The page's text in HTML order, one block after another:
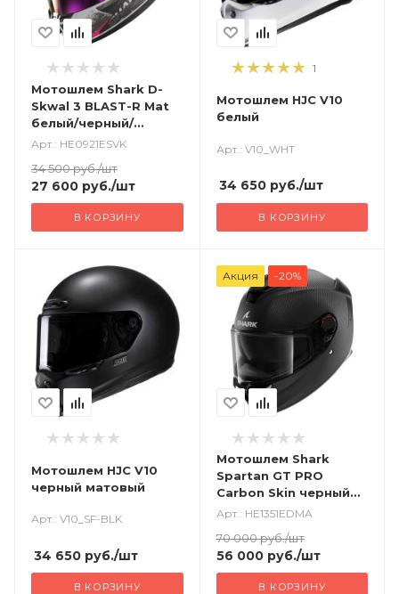
Мотошлем Shark D-
Skwal 3 BLAST-R Mat
белый/черный/
красный
Арт.: HE0921ESVK
34 500руб./шт
27 600 руб./шт
В КОРЗИНУ
1
Мотошлем HJC V10
белый
Арт.: V10_WHT
34 650руб./шт
В КОРЗИНУ
Мотошлем HJC V10
черный матовый
Арт.: V10_SF-BLK
34 650 руб./шт
В КОРЗИНУ
Акция -20%
Мотошлем Shark
Spartan GT PRO
Carbon Skin черный
матовый
Арт.: HE1351EDMA
70 000руб./шт
56 000руб./шт
В КОРЗИНУ